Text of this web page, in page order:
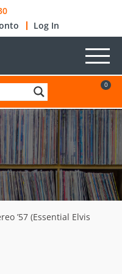
Log In
0
’57 (Essential Elvis